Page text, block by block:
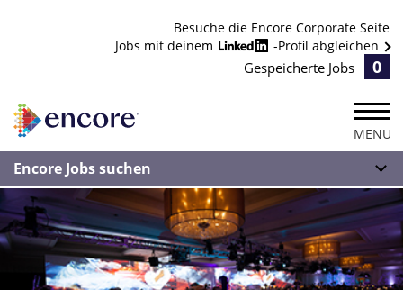
Besuche die Encore Corporate Seite
Jobs mit deinem
-Profil abgleichen
Gespeicherte Jobs 0
MENU
Encore Jobs suchen